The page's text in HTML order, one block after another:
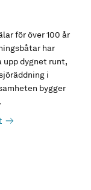
för över 100 år
har
dygnet runt,
i
bygger